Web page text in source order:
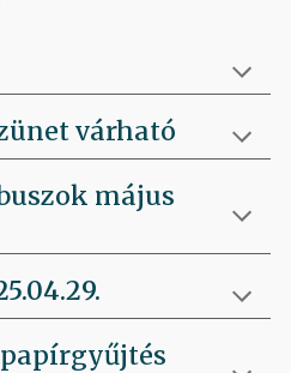
várható
május